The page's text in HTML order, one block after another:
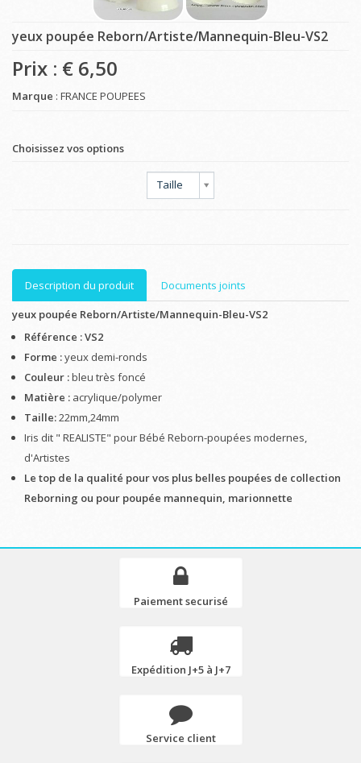
yeux poupée Reborn/Artiste/Mannequin-Bleu-VS2
Prix : € 6,50
Marque : FRANCE POUPEES
Choisissez vos options
Taille
Description du produit
Documents joints
yeux poupée Reborn/Artiste/Mannequin-Bleu-VS2
Référence : VS2
Forme :yeux demi-ronds
Couleur :bleu très foncé
Matière : acrylique/polymer
Taille:22mm,24mm
Iris dit " REALISTE" pour Bébé Reborn-poupées modernes,
d'Artistes
Le top de la qualité pour vos plus belles poupées de collection
Reborning ou pour poupée mannequin, marionnette
Paiement securisé
Expédition J+5 à J+7
Service client